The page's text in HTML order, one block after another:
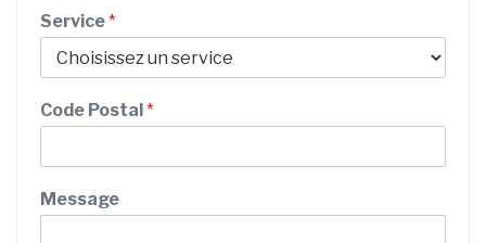
e
Service*
Code Postal *
Message